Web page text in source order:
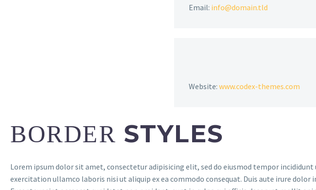
Email: info@domain.tld
Website: www.codex-themes.com
BORDER STYLES
Lorem ipsum dolor sit amet, consectetur adipisicing elit, sed do eiusmod tempor
exercitation ullamco laboris nisi ut aliquip ex ea commodo consequat. Duis aute irure